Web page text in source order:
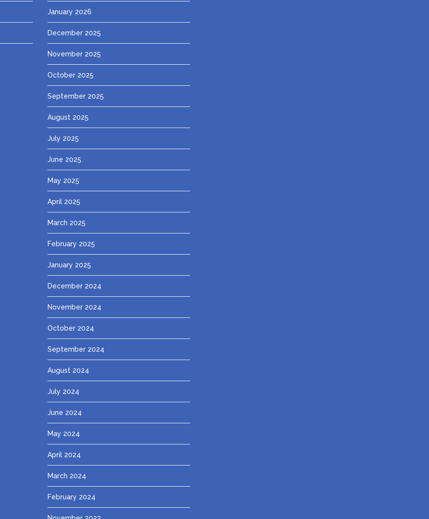
January 2026
December 2025
November 2025
October 2025
September 2025
August 2025
July 2025
June 2025
May 2025
April 2025
March 2025
February 2025
January 2025
December 2024
November 2024
October 2024
September 2024
August 2024
July 2024
June 2024
May 2024
April 2024
March 2024
February 2024